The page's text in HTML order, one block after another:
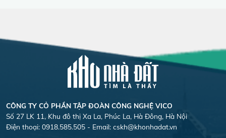
CÔNG TY CỎ PHẦN TẬP ĐOÀN CÔNG NGHỆ VICO
Số 27 LK 11, Khu đô thị Xa La, Phúc La, Hà Đông, Hà Nội
Điện thoại: 0918.585.505 - Email: cskh@khonhadat.vn